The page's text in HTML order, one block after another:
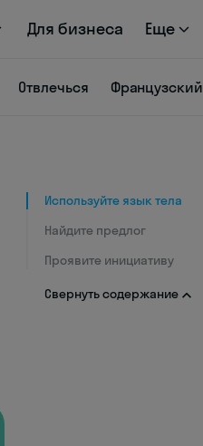
Для бизнеса Еще
Отвлечься Французский
Используйте язык тела
Найдите предлог
Проявите инициативу
Свернуть содержание